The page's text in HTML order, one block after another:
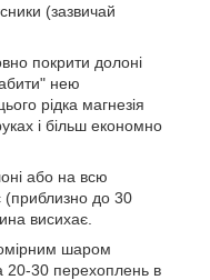
(зазвичай
покрити долоні
нею
рідка магнезія
і більш економно
або на всю
(приблизно до 30
висихає.
шаром
20-30 перехоплень в